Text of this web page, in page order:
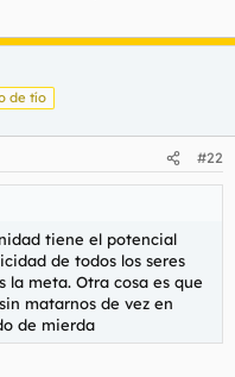
de tío
#22
tiene el potencial
de todos los seres
la meta. Otra cosa es que
matarnos de vez en
de mierda